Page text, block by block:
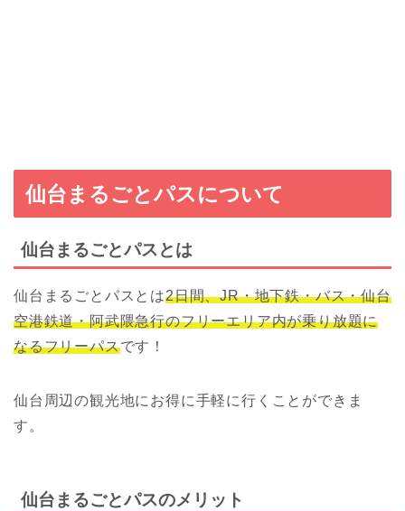
仙台まるごとパスについて
仙台まるごとパスとは
仙台まるごとパスとは2日間、JR・地下鉄・バス・仙台
空港鉄道・阿武隈急行のフリーエリア内が乗り放題に
なるフリーパスです！
仙台周辺の観光地にお得に手軽に行くことができま
す。
仙台まるごとパスのメリット